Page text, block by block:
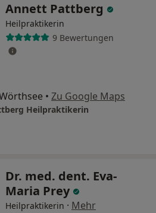
Annett Pattberg
Heilpraktikerin
9 Bewertungen
• Zu Google Maps
Heilpraktikerin
Dr. med. dent. Eva-
Maria Prey
Heilpraktikerin · Mehr